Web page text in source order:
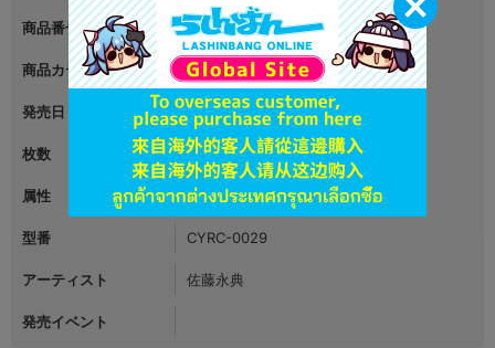
商品番号 L03840236
商品カテゴリ 映像・音楽
発売日 2021年02月24日
枚数 1
属性 乙女ゲーム・BLゲーム
型番 CYRC-0029
アーティスト 佐藤永典
発売イベント